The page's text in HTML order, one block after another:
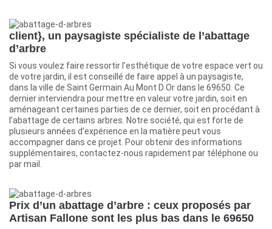
client}, un paysagiste spécialiste de l’abattage
d’arbre
Si vous voulez faire ressortir l’esthétique de votre espace vert ou
de votre jardin, il est conseillé de faire appel à un paysagiste,
dans la ville de Saint Germain Au Mont D Or dans le 69650. Ce
dernier interviendra pour mettre en valeur votre jardin, soit en
aménageant certaines parties de ce dernier, soit en procédant à
l’abattage de certains arbres. Notre société, qui est forte de
plusieurs années d’expérience en la matière peut vous
accompagner dans ce projet. Pour obtenir des informations
supplémentaires, contactez-nous rapidement par téléphone ou
par mail.
Prix d’un abattage d’arbre : ceux proposés par
Artisan Fallone sont les plus bas dans le 69650